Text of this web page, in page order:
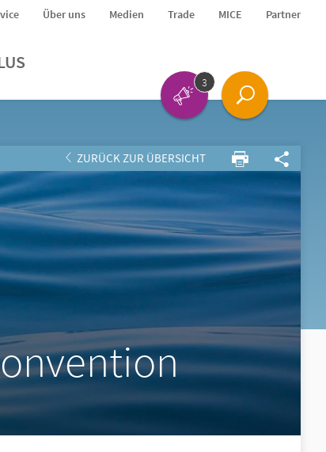
Über uns Medien Trade MICE Partner
3
ZURÜCK ZUR ÜBERSICHT